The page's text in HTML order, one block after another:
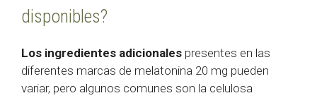
disponibles?
Los ingredientes adicionales presentes en las
diferentes marcas de melatonina 20 mg pueden
variar, pero algunos comunes son la celulosa